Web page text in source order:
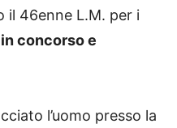
il 46enne L.M. per i
concorso e
l’uomo presso la